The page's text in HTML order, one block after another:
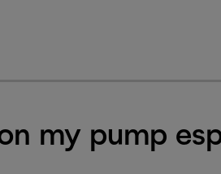
my pump